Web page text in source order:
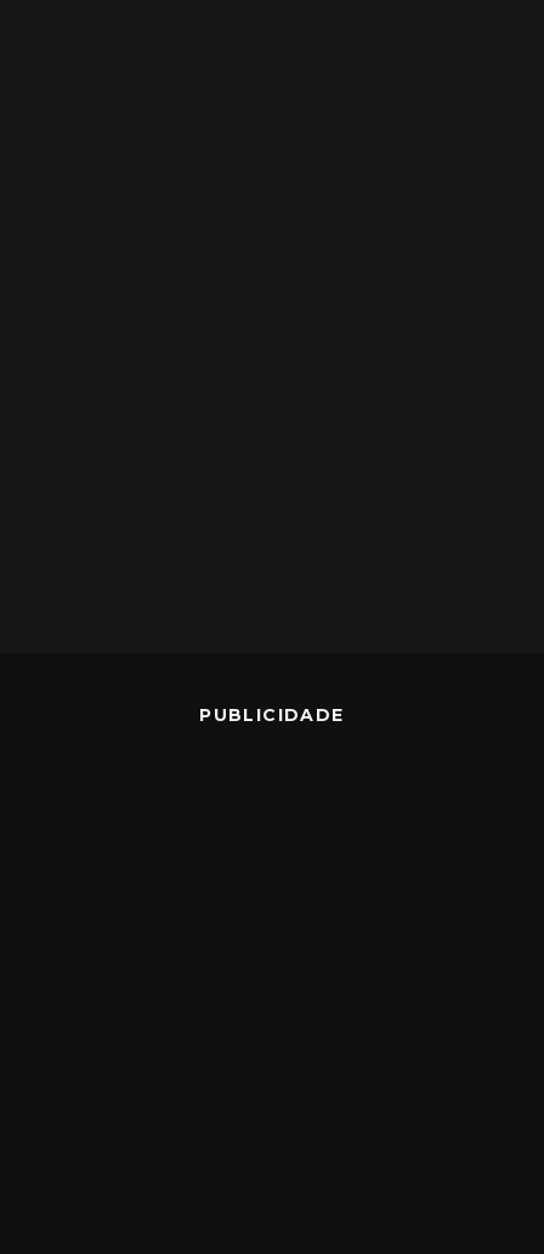
PUBLICIDADE